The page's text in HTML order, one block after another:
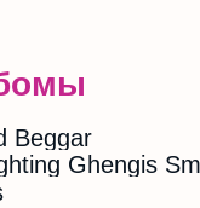
Beggar
Ghengis